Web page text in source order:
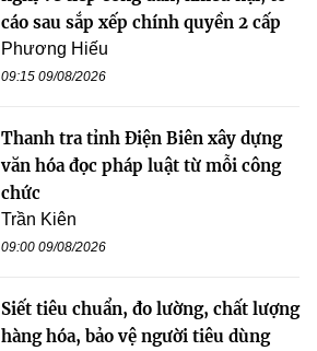
cáo sau sắp xếp chính quyền 2 cấp
Phương Hiếu
09:15 09/08/2026
Thanh tra tỉnh Điện Biên xây dựng
văn hóa đọc pháp luật từ mỗi công
chức
Trần Kiên
09:00 09/08/2026
Siết tiêu chuẩn, đo lường, chất lượng
hàng hóa, bảo vệ người tiêu dùng